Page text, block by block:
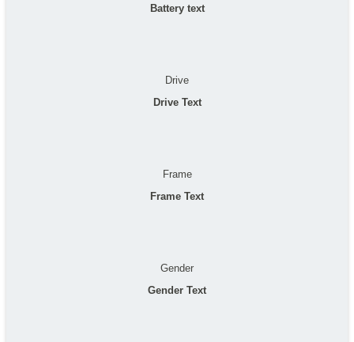
Battery text
Drive
Drive Text
Frame
Frame Text
Gender
Gender Text